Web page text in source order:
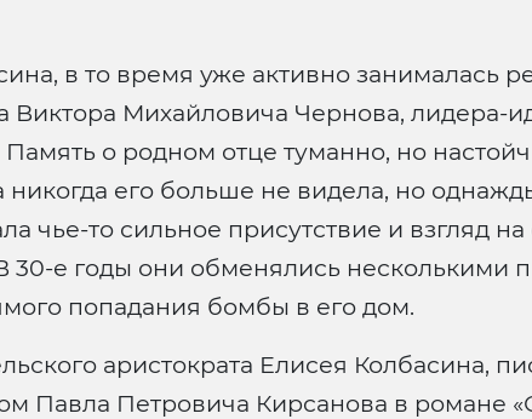
в то время уже активно занималась
Михайловича Чернова, лидера-
о родном отце туманно, но
его больше не видела, но
чье-то сильное присутствие и взгляд
30-е годы они обменялись
попадания бомбы в его дом.
аристократа Елисея Колбасина,
Павла Петровича Кирсанова в романе